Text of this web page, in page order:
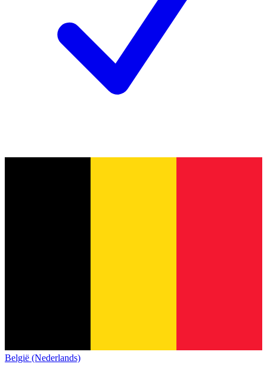
België (Nederlands)